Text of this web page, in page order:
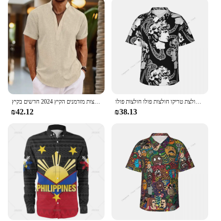
חולצות מזדמנים הקיץ 2024 חדשים בקיץ
₪42.12
חולצה עם שרוולים קצרים של גברים בצורת אלוהים חולצת טריקו חולצות פולו חולצות פולו
₪38.13